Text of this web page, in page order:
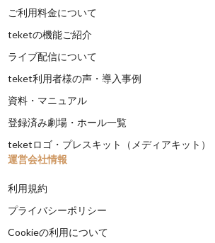
ご利用料金について
teketの機能ご紹介
ライブ配信について
teket利用者様の声・導入事例
資料・マニュアル
登録済み劇場・ホール一覧
teketロゴ・プレスキット（メディアキット）
運営会社情報
利用規約
プライバシーポリシー
Cookieの利用について